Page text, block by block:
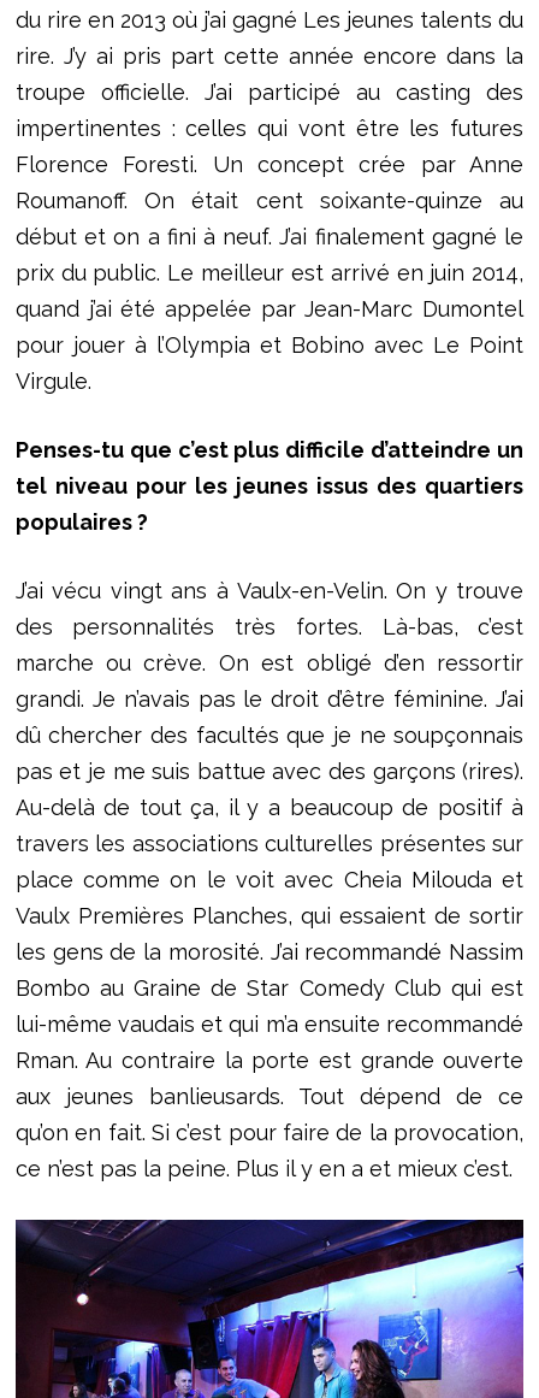
du rire en 2013 où j’ai gagné Les jeunes talents du
rire. J’y ai pris part cette année encore dans la
troupe officielle. J’ai participé au casting des
impertinentes : celles qui vont être les futures
Florence Foresti. Un concept crée par Anne
Roumanoff. On était cent soixante-quinze au
début et on a fini à neuf. J’ai finalement gagné le
prix du public. Le meilleur est arrivé en juin 2014,
quand j’ai été appelée par Jean-Marc Dumontel
pour jouer à l’Olympia et Bobino avec Le Point
Virgule.
Penses-tu que c’est plus difficile d’atteindre un
tel niveau pour les jeunes issus des quartiers
populaires ?
J’ai vécu vingt ans à Vaulx-en-Velin. On y trouve
des personnalités très fortes. Là-bas, c’est
marche ou crève. On est obligé d’en ressortir
grandi. Je n’avais pas le droit d’être féminine. J’ai
dû chercher des facultés que je ne soupçonnais
pas et je me suis battue avec des garçons (rires).
Au-delà de tout ça, il y a beaucoup de positif à
travers les associations culturelles présentes sur
place comme on le voit avec Cheia Milouda et
Vaulx Premières Planches, qui essaient de sortir
les gens de la morosité. J’ai recommandé Nassim
Bombo au Graine de Star Comedy Club qui est
lui-même vaudais et qui m’a ensuite recommandé
Rman. Au contraire la porte est grande ouverte
aux jeunes banlieusards. Tout dépend de ce
qu’on en fait. Si c’est pour faire de la provocation,
ce n’est pas la peine. Plus il y en a et mieux c’est.